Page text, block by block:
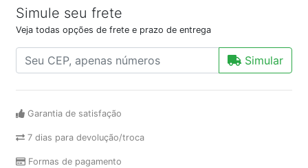
Simule seu frete
Veja todas opções de frete e prazo de entrega
Simular
Garantia de satisfação
7 dias para devolução/troca
Formas de pagamento